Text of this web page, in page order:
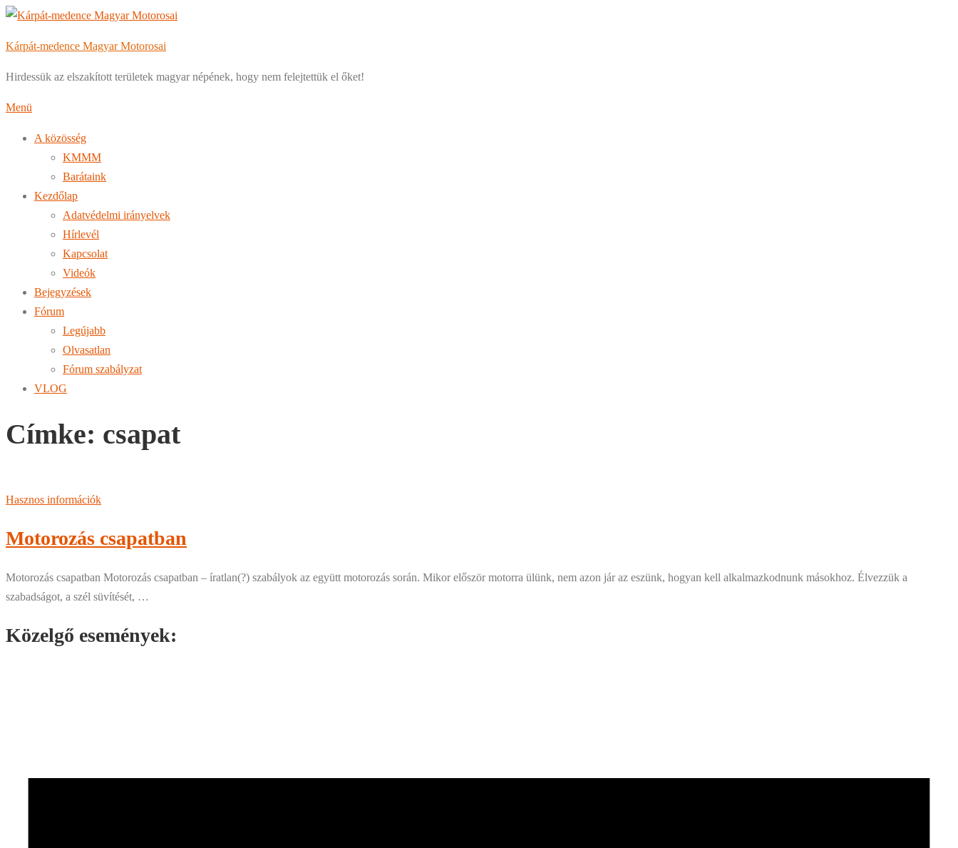
Tovább
tartalomhoz
Kárpát-medence Magyar Motorosai
Hirdessük az elszakított területek magyar népének, hogy nem felejtettük el őket!
Menü
A közösség
KMMM
Barátaink
Kezdőlap
Adatvédelmi irányelvek
Hírlevél
Kapcsolat
Videók
Bejegyzések
Fórum
Legújabb
Olvasatlan
Fórum szabályzat
VLOG
Címke: csapat
Hasznos információk
Motorozás csapatban
Motorozás csapatban Motorozás csapatban – íratlan(?) szabályok az együtt motorozás során. Mikor először motorra ülünk, nem azon jár az eszünk, hogyan kell alkalmazkodnunk másokhoz. Élvezzük a
szabadságot, a szél süvítését, …
Közelgő események: